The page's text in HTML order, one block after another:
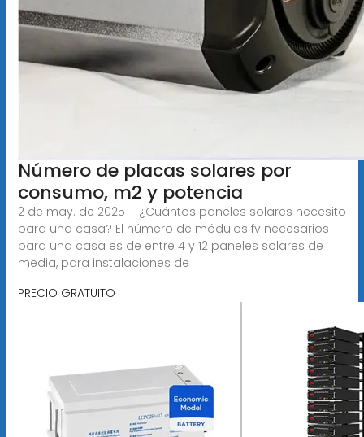
Número de placas solares por
consumo, m2 y potencia
2 de may. de 2025 · ¿Cuántos paneles solares necesito
para una casa? El número de módulos fv necesarios
para una casa es de entre 4 y 12 paneles solares de
media, para instalaciones de
PRECIO GRATUITO